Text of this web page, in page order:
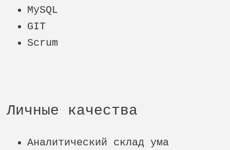
MySQL
GIT
Scrum
Личные качества
Аналитический склад ума